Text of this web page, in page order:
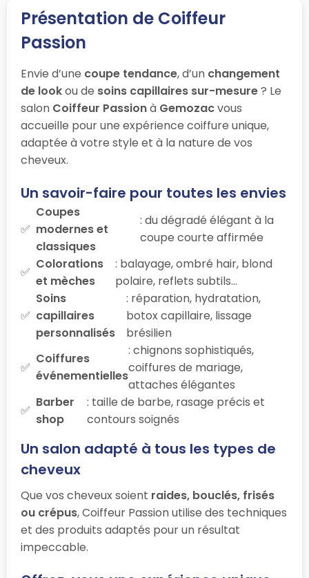
Présentation de Coiffeur
Passion
Envie d’une coupe tendance, d’un changement
de lookou de soins capillaires sur-mesure? Le
salon Coiffeur Passionà Gemozacvous
accueille pour une expérience coiffure unique,
adaptée à votre style et à la nature de vos
cheveux.
Un savoir-faire pour toutes les envies
Coupes
modernes et
classiques
: du dégradé élégant à la
coupe courte affirmée
Colorations
et mèches
: balayage, ombré hair, blond
polaire, reflets subtils…
Soins
capillaires
personnalisés
: réparation, hydratation,
botox capillaire, lissage
brésilien
Coiffures
événementielles
: chignons sophistiqués,
coiffures de mariage,
attaches élégantes
Barber
shop
: taille de barbe, rasage précis et
contours soignés
Un salon adapté à tous les types de
cheveux
Que vos cheveux soient raides, bouclés, frisés
ou crépus, Coiffeur Passion utilise des techniques
et des produits adaptés pour un résultat
impeccable.